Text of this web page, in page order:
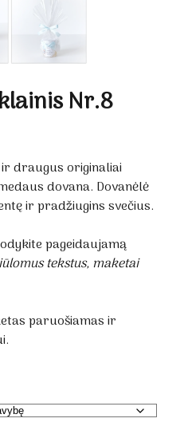
Nr.8
draugus originaliai
dovana. Dovanėlė
ir pradžiugins svečius.
pageidaujamą
tekstus, maketai
paruošiamas ir